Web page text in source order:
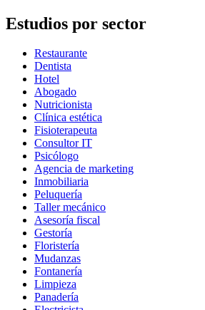
Estudios por sector
Restaurante
Dentista
Hotel
Abogado
Nutricionista
Clínica estética
Fisioterapeuta
Consultor IT
Psicólogo
Agencia de marketing
Inmobiliaria
Peluquería
Taller mecánico
Asesoría fiscal
Gestoría
Floristería
Mudanzas
Fontanería
Limpieza
Panadería